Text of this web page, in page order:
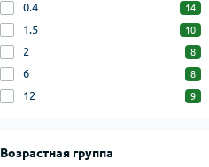
0.4 14
1.5 10
2 8
6 8
12 9
Возрастная группа